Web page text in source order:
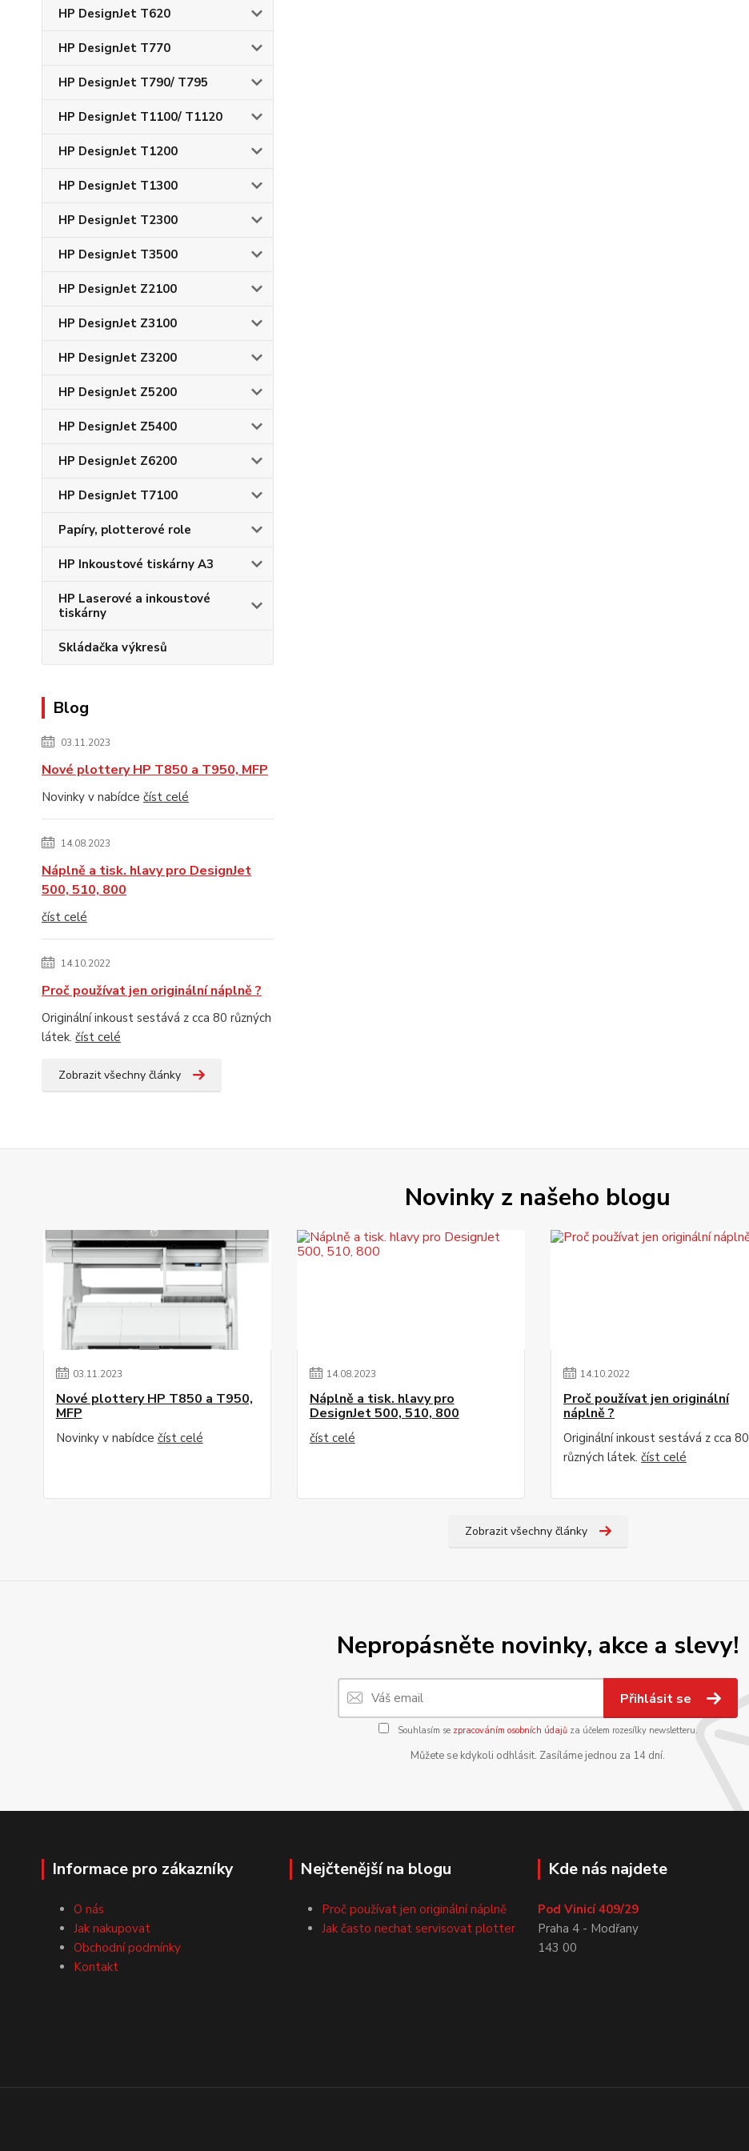
HP DesignJet T620
HP DesignJet T770
HP DesignJet T790/ T795
HP DesignJet T1100/ T1120
HP DesignJet T1200
HP DesignJet T1300
HP DesignJet T2300
HP DesignJet T3500
HP DesignJet Z2100
HP DesignJet Z3100
HP DesignJet Z3200
HP DesignJet Z5200
HP DesignJet Z5400
HP DesignJet Z6200
HP DesignJet T7100
Papíry, plotterové role
HP Inkoustové tiskárny A3
HP Laserové a inkoustové
tiskárny
Skládačka výkresů
Blog
03.11.2023
Nové plottery HP T850 a T950, MFP
Novinky v nabídce číst celé
14.08.2023
Náplně a tisk. hlavy pro DesignJet
500, 510, 800
číst celé
14.10.2022
Proč používat jen originální náplně ?
Originální inkoust sestává z cca 80 různých
látek. číst celé
Zobrazit všechny články
Novinky z našeho blogu
03.11.2023
Nové plottery HP T850 a T950,
MFP
Novinky v nabídce číst celé
14.08.2023
Náplně a tisk. hlavy pro
DesignJet 500, 510, 800
číst celé
14.10.2022
Proč používat jen originální
náplně ?
Originální inkoust sestává z cca 80
různých látek. číst celé
Zobrazit všechny články
Nepropásněte novinky, akce a slevy!
Přihlásit se
Souhlasím se zpracováním osobních údajůza účelem rozesílky newsletteru.
Můžete se kdykoli odhlásit. Zasíláme jednou za 14 dní.
Informace pro zákazníky
O nás
Jak nakupovat
Obchodní podmínky
Kontakt
Nejčtenější na blogu
Proč používat jen originální náplně
Jak často nechat servisovat plotter
Kde nás najdete
Pod Vinicí 409/29
Praha 4 - Modřany
143 00